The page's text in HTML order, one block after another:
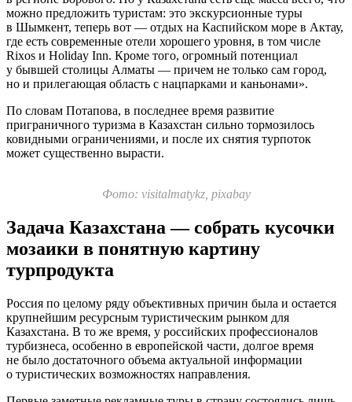
можно предложить туристам: это экскурсионные туры
в Шымкент, теперь вот — отдых на Каспийском море в Актау,
где есть современные отели хорошего уровня, в том числе
Rixos и Holiday Inn. Кроме того, огромный потенциал
у бывшей столицы Алматы — причем не только сам город,
но и прилегающая область с нацпарками и каньонами».
По словам Потапова, в последнее время развитие
приграничного туризма в Казахстан сильно тормозилось
ковидными ограничениями, и после их снятия турпоток
может существенно вырасти.
Фото: visitalmatykz, pixabay
Задача Казахстана — собрать кусочки
мозаики в понятную картину
турпродукта
Россия по целому ряду объективных причин была и остается
крупнейшим ресурсным туристическим рынком для
Казахстана. В то же время, у российских профессионалов
турбизнеса, особенно в европейской части, долгое время
не было достаточного объема актуальной информации
о туристических возможностях направления.